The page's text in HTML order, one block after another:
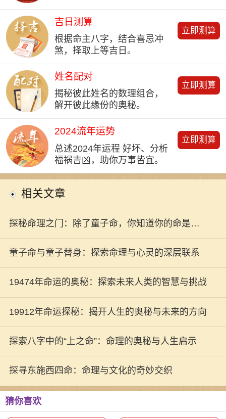
吉日测算
根据命主八字，结合喜忌冲
煞，择取上等吉日。
立即测算
姓名配对
揭秘彼此姓名的数理组合，
解开彼此缘份的奥秘。
立即测算
2024流年运势
总述2024年运程 好坏、分析
福祸吉凶，助你万事皆宜。
立即测算
相关文章
探秘命理之门：除了童子命，你知道你的命是什
么吗？
童子命与童子替身：探索命理与心灵的深层联系
19474年命运的奥秘：探索未来人类的智慧与挑战
19912年命运探秘：揭开人生的奥秘与未来的方向
探索八字中的“上之命”：命理的奥秘与人生启示
探寻东施西四命：命理与文化的奇妙交织
猜你喜欢